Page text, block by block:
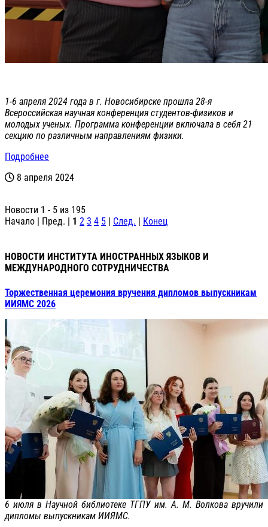
1-6 апреля 2024 года в г. Новосибирске прошла 28-я
Всероссийская научная конференция студентов-физиков и
молодых ученых. Программа конференции включала в себя 21
секцию по различным направлениям физики.
Подробнее
8 апреля 2024
Новости 1 - 5 из 195
Начало | Пред. | 1 2 3 4 5 | След. | Конец
НОВОСТИ ИНСТИТУТА ИНОСТРАННЫХ ЯЗЫКОВ И
МЕЖДУНАРОДНОГО СОТРУДНИЧЕСТВА
Торжественная церемония вручения дипломов выпускникам
ИИЯМС 2026
6 июля в Научной библиотеке ТГПУ им. А. М. Волкова вручили
дипломы выпускникам ИИЯМС.